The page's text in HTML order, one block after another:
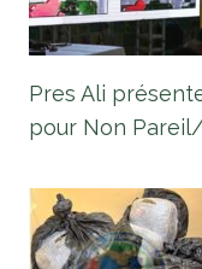
Pres Ali
pour Non